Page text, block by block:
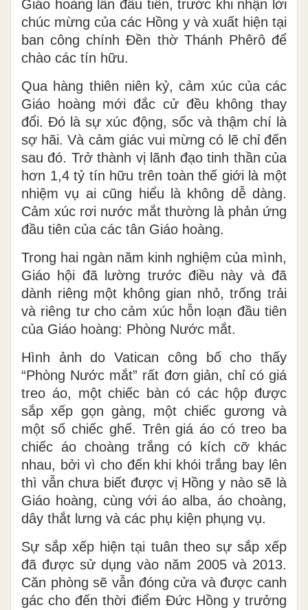
Giáo hoàng lần đầu tiên, trước khi nhận lời
chúc mừng của các Hồng y và xuất hiện tại
ban công chính Đền thờ Thánh Phêrô để
chào các tín hữu.
Qua hàng thiên niên kỷ, cảm xúc của các
Giáo hoàng mới đắc cử đều không thay
đổi. Đó là sự xúc động, sốc và thậm chí là
sợ hãi. Và cảm giác vui mừng có lẽ chỉ đến
sau đó. Trở thành vị lãnh đạo tinh thần của
hơn 1,4 tỷ tín hữu trên toàn thế giới là một
nhiệm vụ ai cũng hiểu là không dễ dàng.
Cảm xúc rơi nước mắt thường là phản ứng
đầu tiên của các tân Giáo hoàng.
Trong hai ngàn năm kinh nghiệm của mình,
Giáo hội đã lường trước điều này và đã
dành riêng một không gian nhỏ, trống trải
và riêng tư cho cảm xúc hỗn loạn đầu tiên
của Giáo hoàng: Phòng Nước mắt.
Hình ảnh do Vatican công bố cho thấy
“Phòng Nước mắt” rất đơn giản, chỉ có giá
treo áo, một chiếc bàn có các hộp được
sắp xếp gọn gàng, một chiếc gương và
một số chiếc ghế. Trên giá áo có treo ba
chiếc áo choàng trắng có kích cỡ khác
nhau, bởi vì cho đến khi khói trắng bay lên
thì vẫn chưa biết được vị Hồng y nào sẽ là
Giáo hoàng, cùng với áo alba, áo choàng,
dây thắt lưng và các phụ kiện phụng vụ.
Sự sắp xếp hiện tại tuân theo sự sắp xếp
đã được sử dụng vào năm 2005 và 2013.
Căn phòng sẽ vẫn đóng cửa và được canh
gác cho đến thời điểm Đức Hồng y trưởng